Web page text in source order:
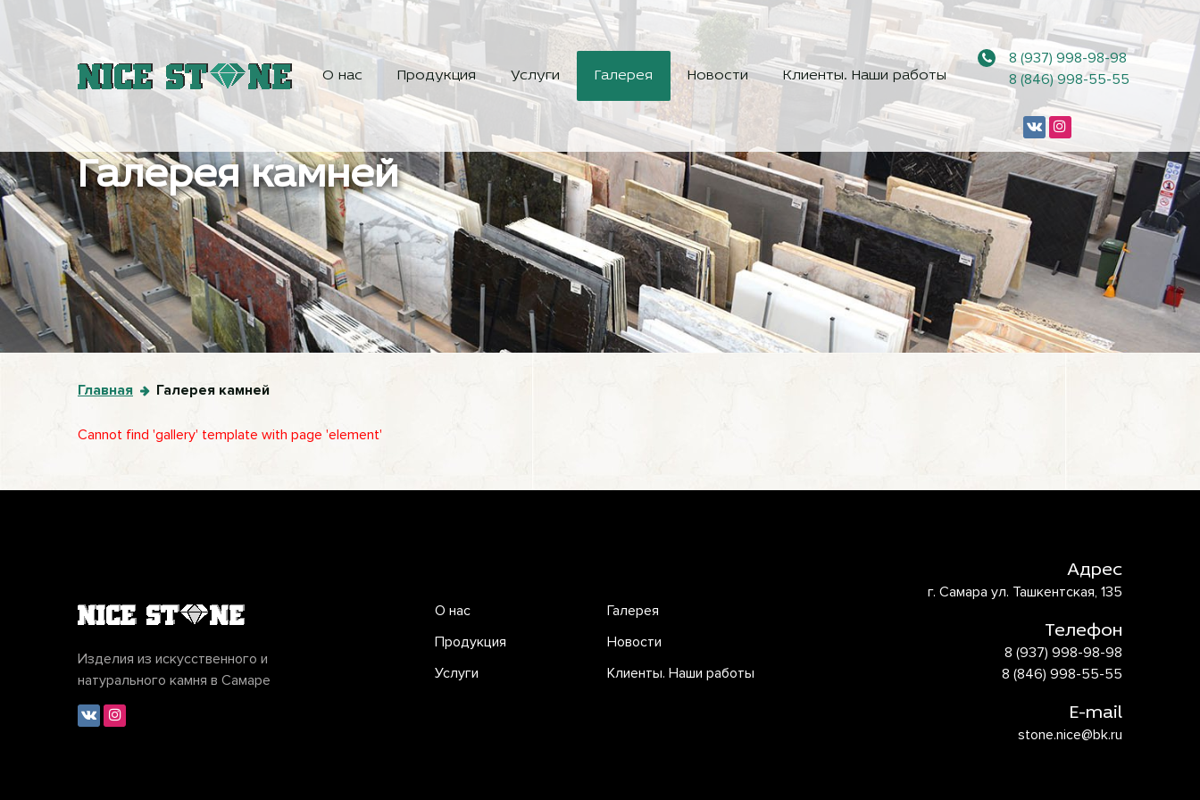
О нас Продукция Услуги Галерея Новости Клиенты. Наши работы
8 (937) 998-98-98
8 (846) 998-55-55
Галерея камней
Главная Галерея камней
Cannot find 'gallery' template with page 'element'
Изделия из искусственного и
натурального камня в Самаре
О нас
Продукция
Услуги
Галерея
Новости
Клиенты. Наши работы
Адрес
г. Самара ул. Ташкентская, 135
Телефон
8 (937) 998-98-98
8 (846) 998-55-55
E-mail
stone.nice@bk.ru